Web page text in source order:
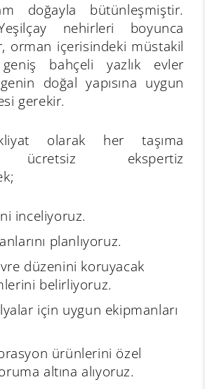
doğayla bütünleşmiştir.
nehirleri boyunca
orman içerisindeki müstakil
bahçeli yazlık evler
doğal yapısına uygun
gerekir.
olarak her taşıma
ücretsiz ekspertiz
inceliyoruz.
planlıyoruz.
düzenini koruyacak
belirliyoruz.
için uygun ekipmanları
ürünlerini özel
altına alıyoruz.